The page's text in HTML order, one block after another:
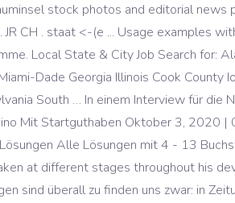
stock photos and editorial news
CH . staat <-(e ... Usage examples
Local State & City Job Search for:
Dade Georgia Illinois Cook County
South … In einem Interview für die
Mit Startguthaben Oktober 3, 2020
Alle Lösungen mit 4 - 13
at different stages throughout his
sind überall zu finden uns zwar: in